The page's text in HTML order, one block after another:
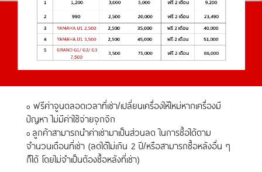
o ฟรีค่าจูนตลอดเวลาที่เช่า/เปลี่ยนเครื่องให้ใหม่หากเครื่องมี
ปัญหา ไม่มีค่าใช้จ่ายจุกจิก
o ลูกค้าสามารถนำค่าเช่ามาเป็นส่วนลด ในการซื้อได้ตาม
จำนวนเดือนที่เช่า (ลดได้ไม่เกิน 2 ปี/หรือสามารถซื้อหลังอื่น ๆ
ก็ได้ โดยไม่จำเป็นต้องซื้อหลังที่เช่า)